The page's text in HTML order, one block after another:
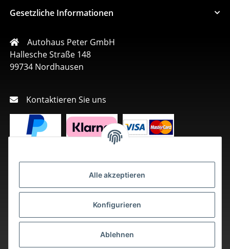
Alle akzeptieren
Konfigurieren
Ablehnen
Gesetzliche Informationen
Autohaus Peter GmbH
Hallesche Straße 148
99734 Nordhausen
Kontaktieren Sie uns